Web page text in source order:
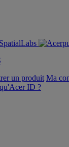
un produit Ma
ID ?